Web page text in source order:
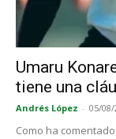
Umaru
tiene una
Andrés López - 05/08/
Como ha